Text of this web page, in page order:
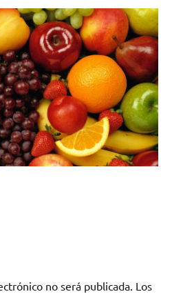
no será publicada. Los